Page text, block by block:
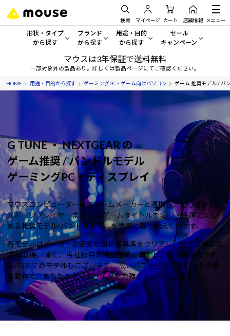
検索 マイページ カート 店舗情報 メニュー
形状・タイプ
から探す
形状・タイプから探す をすべてみる
デスクトップPC
サーバー
ワークステーション
ディスプレイ
Windows 11|Copilot+ PC
ブランド
から探す
mouse
G TUNE
DAIV
MousePro
iiyama
Windows 11 Copilot+ PC
用途・目的
から探す
一般向けパソコン
ゲーミングPC・ゲーム向けパソコン
ビジネス向けパソコン
学習向けパソコン
スペック/パーツ別
AIおすすめパソコン
Windows 11| Copilot+ PC
セール
キャンペーン
セール・キャンペー
期間限定セール
人気モデルが期間限定・お
アウトレットパソコン
すべて新品の旧モデル製品
おすすめ目玉パソコン
今イチオシのパソコンをピ
Windows 11 Copilot+ PC
マウスは3年保証で送料無料
一部対象外の製品あり。詳しくは製品ページにてご確認ください。
HOME 用途・目的から探す ゲーミングPC・ゲーム向けパソコン ゲーム 推奨モデル / バ
G TUNE ・ NEXTGEAR の
ゲーム推奨 / バンドルモデル
ゲーミングPC・ディスプレイ
マウスコンピューターは各ゲームメーカーと連携し、初心者からe
スポーツプレイヤーまで 人気ゲームタイトルを安心・快適に楽し
める推奨モデル/バンドルモデルを豊富に取り揃えています。
各モデルはメーカーが定めた厳格な基準をクリアし、公式の推奨認
定を取得。
また、当社独自の検証基準を満たした動作確認済モデ
ル/おすすめモデルもございます。高いパフォーマンスによる快適
な動作で、あなたのゲームライフを力強くサポートします。